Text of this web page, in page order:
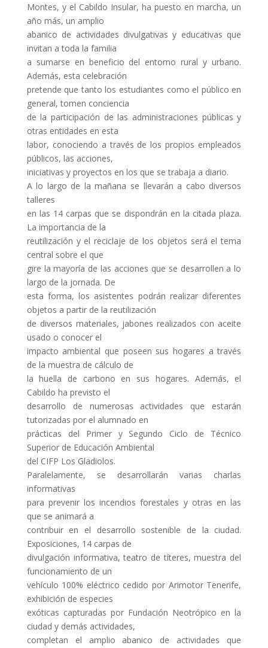
Montes, y el Cabildo Insular, ha puesto en marcha, un
año más, un amplio
abanico de actividades divulgativas y educativas que
invitan a toda la familia
a sumarse en beneficio del entorno rural y urbano.
Además, esta celebración
pretende que tanto los estudiantes como el público en
general, tomen conciencia
de la participación de las administraciones públicas y
otras entidades en esta
labor, conociendo a través de los propios empleados
públicos, las acciones,
iniciativas y proyectos en los que se trabaja a diario.
A lo largo de la mañana se llevarán a cabo diversos
talleres
en las 14 carpas que se dispondrán en la citada plaza.
La importancia de la
reutilización y el reciclaje de los objetos será el tema
central sobre el que
gire la mayoría de las acciones que se desarrollen a lo
largo de la jornada. De
esta forma, los asistentes podrán realizar diferentes
objetos a partir de la reutilización
de diversos materiales, jabones realizados con aceite
usado o conocer el
impacto ambiental que poseen sus hogares a través
de la muestra de cálculo de
la huella de carbono en sus hogares. Además, el
Cabildo ha previsto el
desarrollo de numerosas actividades que estarán
tutorizadas por el alumnado en
prácticas del Primer y Segundo Ciclo de Técnico
Superior de Educación Ambiental
del CIFP Los Gladiolos.
Paralelamente, se desarrollarán varias charlas
informativas
para prevenir los incendios forestales y otras en las
que se animará a
contribuir en el desarrollo sostenible de la ciudad.
Exposiciones, 14 carpas de
divulgación informativa, teatro de títeres, muestra del
funcionamiento de un
vehículo 100% eléctrico cedido por Arimotor Tenerife,
exhibición de especies
exóticas capturadas por Fundación Neotrópico en la
ciudad y demás actividades,
completan el amplio abanico de actividades que